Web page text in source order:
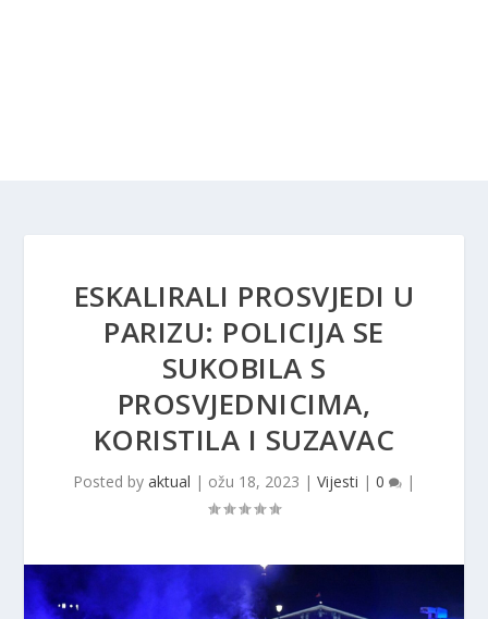
ESKALIRALI PROSVJEDI U
PARIZU: POLICIJA SE
SUKOBILA S
PROSVJEDNICIMA,
KORISTILA I SUZAVAC
Posted by aktual | ožu 18, 2023 | Vijesti | 0 |